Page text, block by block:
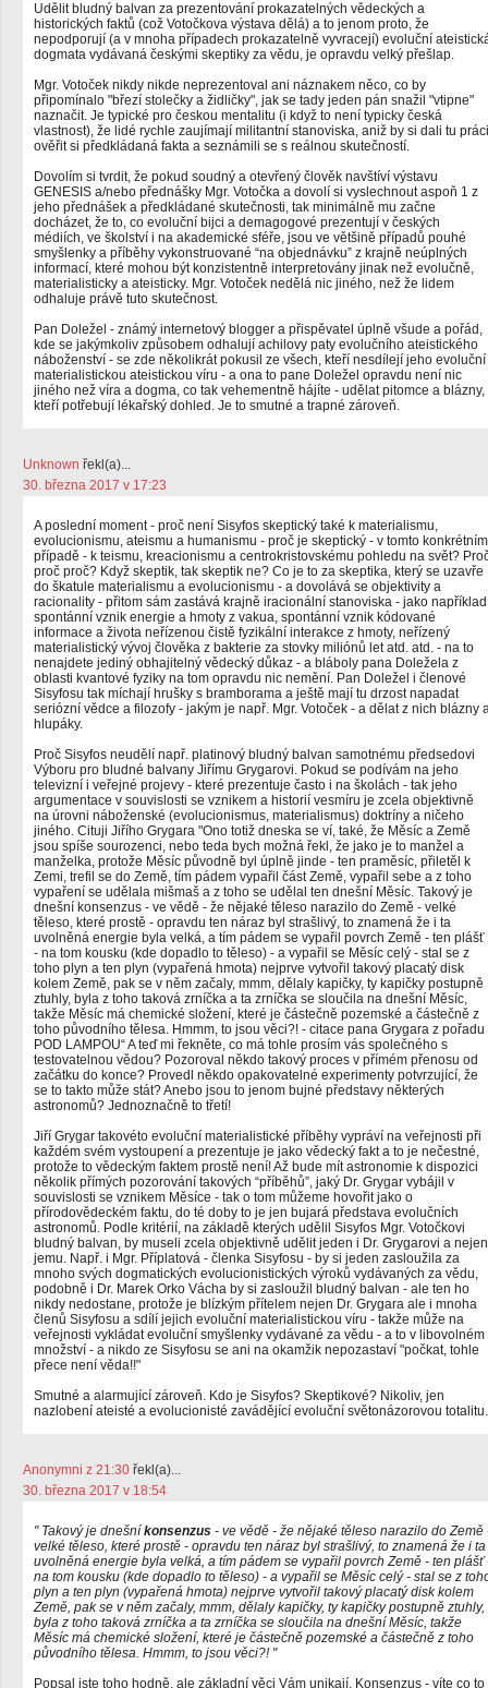
Udělit bludný balvan za prezentování prokazatelných vědeckých a
historických faktů (což Votočkova výstava dělá) a to jenom proto, že
nepodporují (a v mnoha případech prokazatelně vyvracejí) evoluční
dogmata vydávaná českými skeptiky za vědu, je opravdu velký přešlap.
Mgr. Votoček nikdy nikde neprezentoval ani náznakem něco, co by
připomínalo "březí stolečky a židličky", jak se tady jeden pán snažil "vtipne"
naznačit. Je typické pro českou mentalitu (i když to není typicky česká
vlastnost), že lidé rychle zaujímají militantní stanoviska, aniž by si dali tu práci
ověřit si předkládaná fakta a seznámili se s reálnou skutečností.
Dovolím si tvrdit, že pokud soudný a otevřený člověk navštíví výstavu
GENESIS a/nebo přednášky Mgr. Votočka a dovolí si vyslechnout aspoň 1 z
jeho přednášek a předkládané skutečnosti, tak minimálně mu začne
docházet, že to, co evoluční bijci a demagogové prezentují v českých
médiích, ve školství i na akademické sféře, jsou ve většině případů pouhé
smyšlenky a příběhy vykonstruované “na objednávku” z krajně neúplných
informací, které mohou být konzistentně interpretovány jinak než evolučně,
materialisticky a ateisticky. Mgr. Votoček nedělá nic jiného, než že lidem
odhaluje právě tuto skutečnost.
Pan Doležel - známý internetový blogger a přispěvatel úplně všude a pořád,
kde se jakýmkoliv způsobem odhalují achilovy paty evolučního ateistického
náboženství - se zde několikrát pokusil ze všech, kteří nesdílejí jeho evoluční
materialistickou ateistickou víru - a ona to pane Doležel opravdu není nic
jiného než víra a dogma, co tak vehementně hájíte - udělat pitomce a blázny,
kteří potřebují lékařský dohled. Je to smutné a trapné zároveň.
Unknown řekl(a)...
30. března 2017 v 17:23
A poslední moment - proč není Sisyfos skeptický také k materialismu,
evolucionismu, ateismu a humanismu - proč je skeptický - v tomto konkrétním
případě - k teismu, kreacionismu a centrokristovskému pohledu na svět?
proč proč? Když skeptik, tak skeptik ne? Co je to za skeptika, který se uzavře
do škatule materialismu a evolucionismu - a dovolává se objektivity a
racionality - přitom sám zastává krajně iracionální stanoviska - jako například
spontánní vznik energie a hmoty z vakua, spontánní vznik kódované
informace a života neřízenou čistě fyzikální interakce z hmoty, neřízený
materialistický vývoj člověka z bakterie za stovky miliónů let atd. atd. - na to
nenajdete jediný obhajitelný vědecký důkaz - a bláboly pana Doležela z
oblasti kvantové fyziky na tom opravdu nic nemění. Pan Doležel i členové
Sisyfosu tak míchají hrušky s bramborama a ještě mají tu drzost napadat
seriózní vědce a filozofy - jakým je např. Mgr. Votoček - a dělat z nich blázny
hlupáky.
Proč Sisyfos neudělí např. platinový bludný balvan samotnému předsedovi
Výboru pro bludné balvany Jiřímu Grygarovi. Pokud se podívám na jeho
televizní i veřejné projevy - které prezentuje často i na školách - tak jeho
argumentace v souvislosti se vznikem a historií vesmíru je zcela objektivně
na úrovni náboženské (evolucionismus, materialismus) doktríny a ničeho
jiného. Cituji Jiřího Grygara "Ono totiž dneska se ví, také, že Měsíc a Země
jsou spíše sourozenci, nebo teda bych možná řekl, že jako je to manžel a
manželka, protože Měsíc původně byl úplně jinde - ten praměsíc, přiletěl k
Zemi, trefil se do Země, tím pádem vypařil část Země, vypařil sebe a z toho
vypaření se udělala mišmaš a z toho se udělal ten dnešní Měsíc. Takový je
dnešní konsenzus - ve vědě - že nějaké těleso narazilo do Země - velké
těleso, které prostě - opravdu ten náraz byl strašlivý, to znamená že i ta
uvolněná energie byla velká, a tím pádem se vypařil povrch Země - ten plášť
- na tom kousku (kde dopadlo to těleso) - a vypařil se Měsíc celý - stal se z
toho plyn a ten plyn (vypařená hmota) nejprve vytvořil takový placatý disk
kolem Země, pak se v něm začaly, mmm, dělaly kapičky, ty kapičky postupně
ztuhly, byla z toho taková zrníčka a ta zrníčka se sloučila na dnešní Měsíc,
takže Měsíc má chemické složení, které je částečně pozemské a částečně z
toho původního tělesa. Hmmm, to jsou věci?! - citace pana Grygara z pořadu
POD LAMPOU“ A teď mi řekněte, co má tohle prosím vás společného s
testovatelnou vědou? Pozoroval někdo takový proces v přímém přenosu od
začátku do konce? Provedl někdo opakovatelné experimenty potvrzující, že
se to takto může stát? Anebo jsou to jenom bujné představy některých
astronomů? Jednoznačně to třetí!
Jiří Grygar takovéto evoluční materialistické příběhy vypráví na veřejnosti při
každém svém vystoupení a prezentuje je jako vědecký fakt a to je nečestné,
protože to vědeckým faktem prostě není! Až bude mít astronomie k dispozici
několik přímých pozorování takových “příběhů”, jaký Dr. Grygar vybájil v
souvislosti se vznikem Měsíce - tak o tom můžeme hovořit jako o
přírodovědeckém faktu, do té doby to je jen bujará představa evolučních
astronomů. Podle kritérií, na základě kterých udělil Sisyfos Mgr. Votočkovi
bludný balvan, by museli zcela objektivně udělit jeden i Dr. Grygarovi a nejen
jemu. Např. i Mgr. Příplatová - členka Sisyfosu - by si jeden zasloužila za
mnoho svých dogmatických evolucionistických výroků vydávaných za vědu,
podobně i Dr. Marek Orko Vácha by si zasloužil bludný balvan - ale ten ho
nikdy nedostane, protože je blízkým přítelem nejen Dr. Grygara ale i mnoha
členů Sisyfosu a sdílí jejich evoluční materialistickou víru - takže může na
veřejnosti vykládat evoluční smyšlenky vydávané za vědu - a to v libovolném
množství - a nikdo ze Sisyfosu se ani na okamžik nepozastaví "počkat, tohle
přece není věda!!"
Smutné a alarmující zároveň. Kdo je Sisyfos? Skeptikové? Nikoliv, jen
nazlobení ateisté a evolucionisté zavádějící evoluční světonázorovou totalitu.
Anonymni z 21:30 řekl(a)...
30. března 2017 v 18:54
" Takový je dnešní konsenzus - ve vědě - že nějaké těleso narazilo do Země
velké těleso, které prostě - opravdu ten náraz byl strašlivý, to znamená že i ta
uvolněná energie byla velká, a tím pádem se vypařil povrch Země - ten plášť
na tom kousku (kde dopadlo to těleso) - a vypařil se Měsíc celý - stal se z
plyn a ten plyn (vypařená hmota) nejprve vytvořil takový placatý disk kolem
Země, pak se v něm začaly, mmm, dělaly kapičky, ty kapičky postupně ztuhly,
byla z toho taková zrníčka a ta zrníčka se sloučila na dnešní Měsíc, takže
Měsíc má chemické složení, které je částečně pozemské a částečně z toho
původního tělesa. Hmmm, to jsou věci?! "
Popsal jste toho hodně, ale základní věci Vám unikají. Konsenzus - víte co to